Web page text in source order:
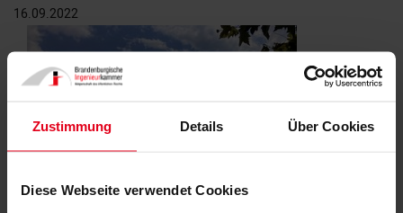
Zustimmung Details Über Cookies
Diese Webseite verwendet Cookies
16.09.2022